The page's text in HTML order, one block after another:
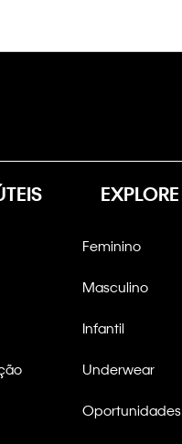
EXPLORE
Feminino
Masculino
Infantil
Underwear
Oportunidades